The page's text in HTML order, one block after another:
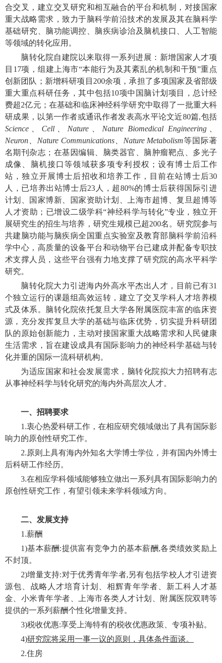
合交叉，建立交叉研究和相互融合的平台和机制，对接国家
重大战略需求，致力于脑科学前沿技术的发展及其在脑科学
基础研究、脑功能调控、脑疾病诊治及脑机接口、人工智能
等领域的转化应用。
脑转化院自建院以来取得一系列进展：新增国家人才项
目17项，组建上海市“本能行为及其紊乱的机制和干预”重点
创新团队；新增科研项目200余项，承担了多项国家及省部级
重大重点科研任务，其中包括10项中国脑计划项目，总计经
费超2亿元；在基础和临床神经科学研究中取得了一批重大科
研成果，以第一作者或通讯作者发表高水平论文近80篇,包括
Science、Cell、Nature、Nature Biomedical Engineering、
Neuron、Nature Communications、Nature Metabolism等国际著
名期刊杂志；在基因编辑、脑类器官、脑肿瘤靶点、多光子
成像、脑机接口等领域获多项专利授权；设有博士后工作
站，独立开展博士后招收和培养工作，目前在站博士后30
人，已培养出站博士后23人，超80%的博士后获得国际引进
计划、国家博新、国家资助计划、上海市超博、复旦超博等
人才资助；已增设二级学科“神经科学与转化”专业，独立开
展研究生的招生与培养，研究生规模已超200名。研究院参与
共建脑功能与脑疾病全国重点实验室及教育部脑科学前沿科
学中心，高质量的设备平台和动物平台已建成并配备专职技
术支撑人员，这些平台强有力地支撑了研究院的高水平科学
研究。
脑转化院大力引进海内外高水平杰出人才，目前已有31
个独立运行的课题组高效运转，建立了交叉学科人才培养模
式及体系。脑转化院依托复旦大学各附属医院丰富的临床资
源，充分发挥复旦大学的基础与临床优势，切实提升科研团
队的原始创新能力，主动对接国家重大战略需求和人民健康
生活需求，旨在建设成具有国际影响力的神经科学基础与转
化并重的国际一流科研机构。
为适应国家和社会发展需求，脑转化院拟大力招聘有志
从事神经科学与转化研究的海内外高层次人才。
一、招聘要求
1.衷心热爱科研工作，在相应研究领域做出了具有国际影
响力的原创性研究工作。
2.原则上具有海内外知名大学博士学位，并有国内外博士
后科研工作经历。
3.在相应学科领域能够独立做出一系列具有国际影响力的
原创性研究工作，有望引领未来学科领域方向。
二、发展支持
1.薪酬
1)基本薪酬:提供富有竞争力的基本薪酬,各类绩效奖励上
不封顶。
2)增量支持:对于优秀青年学者,另有包括学校人才引进资
源包、战略人才培育计划、相辉青年学者、新工科人才基
金、小米青年学者、上海市各类人才计划、附属医院双聘等
提供的一系列薪酬个性化增量支持。
3)税收优惠:享受上海特有的税收优惠政策、专项补贴。
4)研究院将采用一事一议的原则，具体条件面谈。
2.住房